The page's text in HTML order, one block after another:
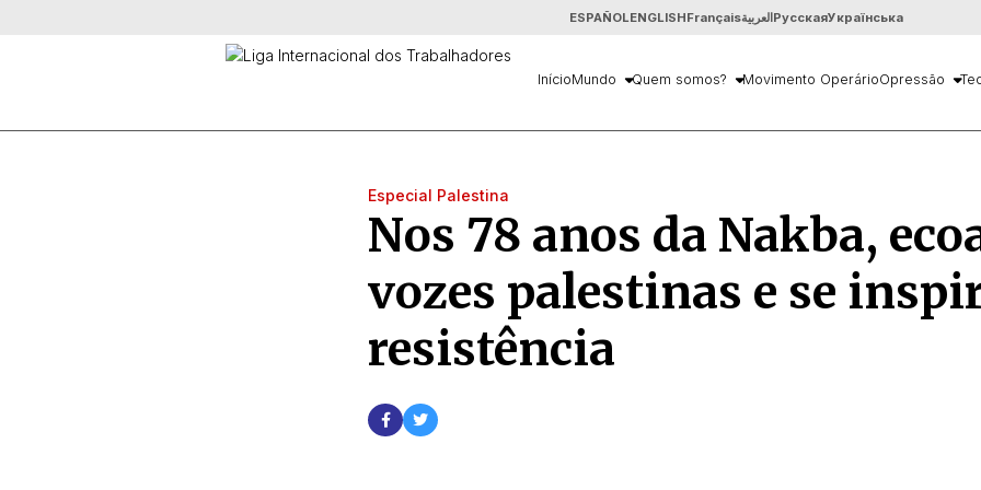
ESPAÑOLENGLISHFrançaisالعربيةРусскаяУкраїнська
InícioMundo Quem somos? Movimento OperárioOpressão
Especial Palestina
Nos 78 anos da Nakba,
vozes palestinas e se
resistência